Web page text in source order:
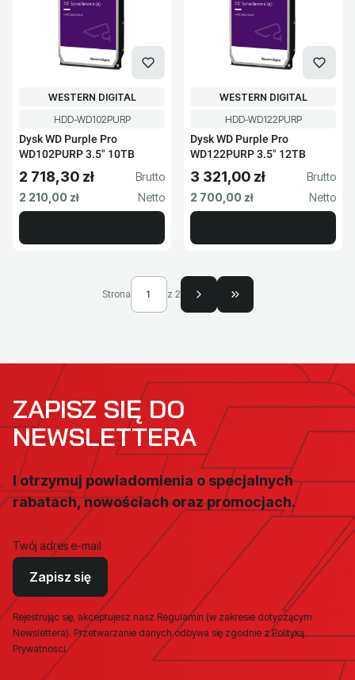
Kod produktu
HDD-WD102PURP
Dysk WD Purple Pro
WD102PURP 3.5" 10TB
PRODUCENT
WESTERN DIGITAL
Cena brutto
2 718,30 zł
Cena netto
2 210,00 zł
Kod produktu
HDD-WD122PURP
Dysk WD Purple Pro
WD122PURP 3.5" 12TB
PRODUCENT
WESTERN DIGITAL
Cena brutto
3 321,00 zł
Cena netto
2 700,00 zł
Strona z 2 Przejdź do ostatniej
ZAPISZ SIĘ DO
NEWSLETTERA
I otrzymuj powiadomienia o specjalnych
rabatach, nowościach oraz promocjach.
Twój adres e-mail
Zapisz się
Rejestrując się, akceptujesz nasz Regulamin (w zakresie dotyczącym
Newslettera). Przetwarzanie danych odbywa się zgodnie z Polityką
Prywatności.